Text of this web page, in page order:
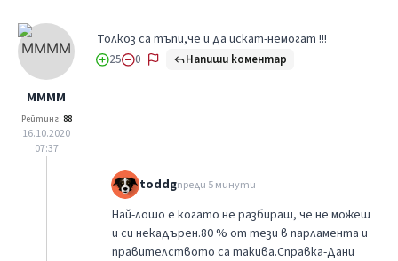
MMMM
Рейтинг: 88
16.10.2020
07:37
Толкоз са тъпи,че и да искат-немогат !!!
25 0 Напиши коментар
toddgпреди 5 минути
Най-лошо е когато не разбираш, че не можеш
и си некадърен.80 % от тези в парламента и
правителството са такива.Справка-Дани